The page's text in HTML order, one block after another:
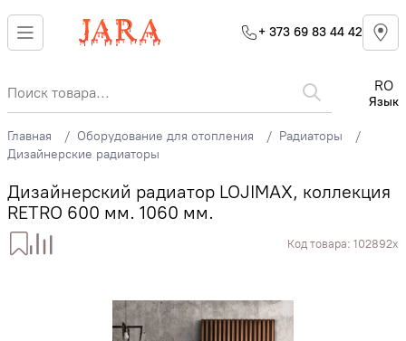
+ 373 69 83 44 42
RO
Язык
Главная Оборудование для отопления
Радиаторы
Дизайнерские радиаторы
Дизайнерский радиатор LOJIMAX, коллекция
RETRO 600 мм. 1060 мм.
Код товара: 102892x